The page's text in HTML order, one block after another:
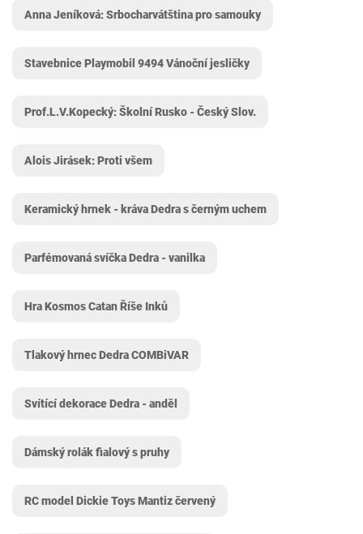
Anna Jeníková: Srbocharvátština pro samouky
Stavebnice Playmobil 9494 Vánoční jesličky
Prof.L.V.Kopecký: Školní Rusko - Český Slov.
Alois Jirásek: Proti všem
Keramický hrnek - kráva Dedra s černým uchem
Parfémovaná svíčka Dedra - vanilka
Hra Kosmos Catan Říše Inků
Tlakový hrnec Dedra COMBiVAR
Svítící dekorace Dedra - anděl
Dámský rolák fialový s pruhy
RC model Dickie Toys Mantiz červený